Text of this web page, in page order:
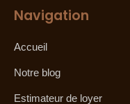
Navigation
Accueil
Notre blog
Estimateur de loyer